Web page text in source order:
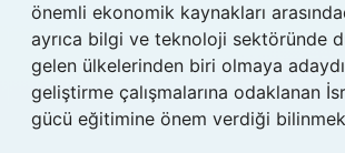
önemli ekonomik kaynakları
ayrıca bilgi ve teknoloji sektöründe
gelen ülkelerinden biri olmaya
geliştirme çalışmalarına odaklanan
gücü eğitimine önem verdiği